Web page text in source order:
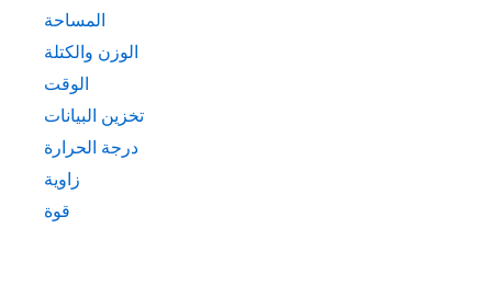
المساحة
الوزن والكتلة
الوقت
تخزين البيانات
درجة الحرارة
زاوية
قوة